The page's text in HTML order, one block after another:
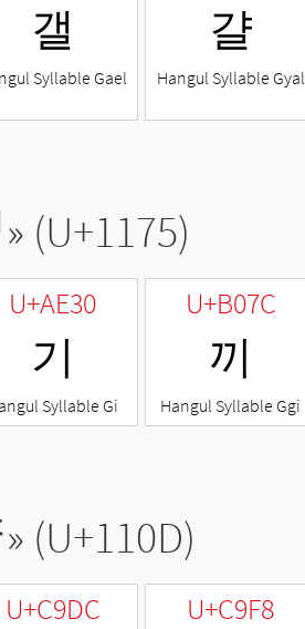
갤
Syllable Gael
걀
Hangul Syllable Gyal
» (U+1175)
U+AE30
기
Syllable Gi
U+B07C
끼
Hangul Syllable Ggi
» (U+110D)
U+C9DC U+C9F8